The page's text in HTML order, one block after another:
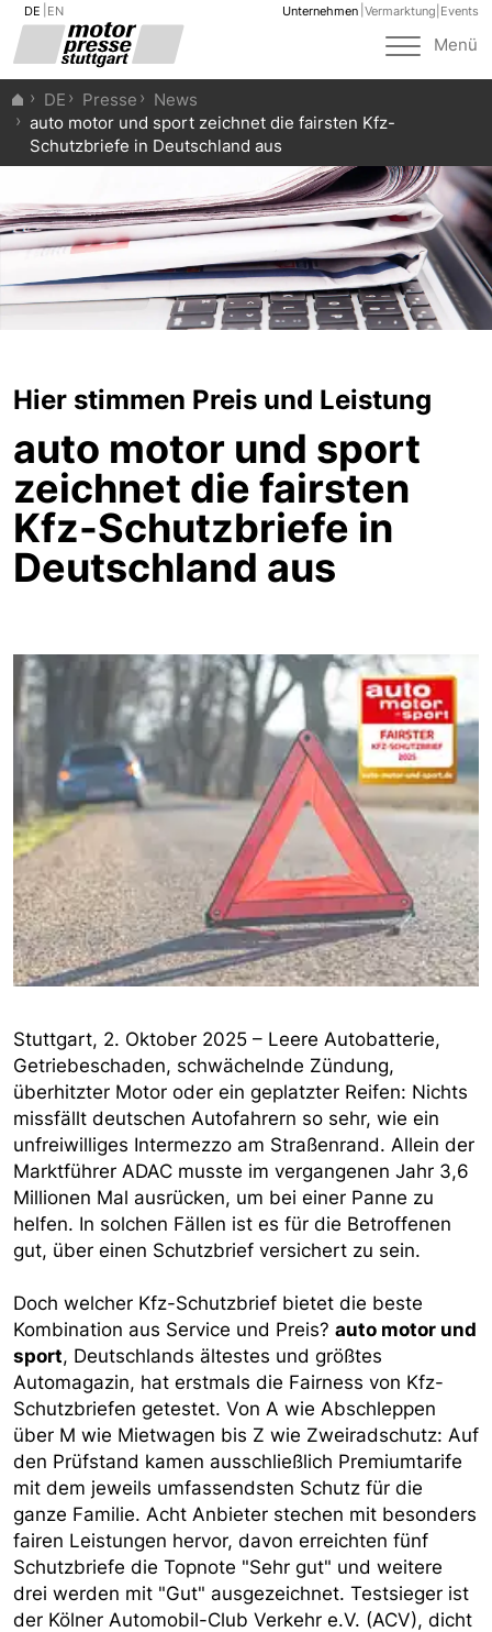
DE EN Unternehmen Vermarktung Events
Toggle
Menü
DE Presse
News
auto motor und sport zeichnet die fairsten Kfz-
Schutzbriefe in Deutschland aus
Hier stimmen Preis und Leistung
auto motor und sport
zeichnet die fairsten
Kfz-Schutzbriefe in
Deutschland aus
Stuttgart, 2. Oktober 2025 – Leere Autobatterie,
Getriebeschaden, schwächelnde Zündung,
überhitzter Motor oder ein geplatzter Reifen: Nichts
missfällt deutschen Autofahrern so sehr, wie ein
unfreiwilliges Intermezzo am Straßenrand. Allein der
Marktführer ADAC musste im vergangenen Jahr 3,6
Millionen Mal ausrücken, um bei einer Panne zu
helfen. In solchen Fällen ist es für die Betroffenen
gut, über einen Schutzbrief versichert zu sein.
Doch welcher Kfz-Schutzbrief bietet die beste
Kombination aus Service und Preis? auto motor und
sport, Deutschlands ältestes und größtes
Automagazin, hat erstmals die Fairness von Kfz-
Schutzbriefen getestet. Von A wie Abschleppen
über M wie Mietwagen bis Z wie Zweiradschutz: Auf
den Prüfstand kamen ausschließlich Premiumtarife
mit dem jeweils umfassendsten Schutz für die
ganze Familie. Acht Anbieter stechen mit besonders
fairen Leistungen hervor, davon erreichten fünf
Schutzbriefe die Topnote "Sehr gut" und weitere
drei werden mit "Gut" ausgezeichnet. Testsieger ist
der Kölner Automobil-Club Verkehr e.V. (ACV), dicht